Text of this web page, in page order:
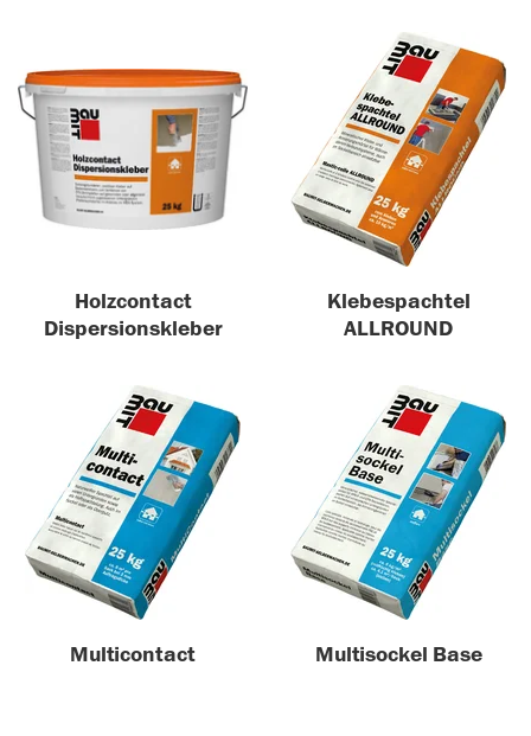
Holzcontact
Dispersionskleber
Klebespachtel
ALLROUND
Multicontact Multisockel Base